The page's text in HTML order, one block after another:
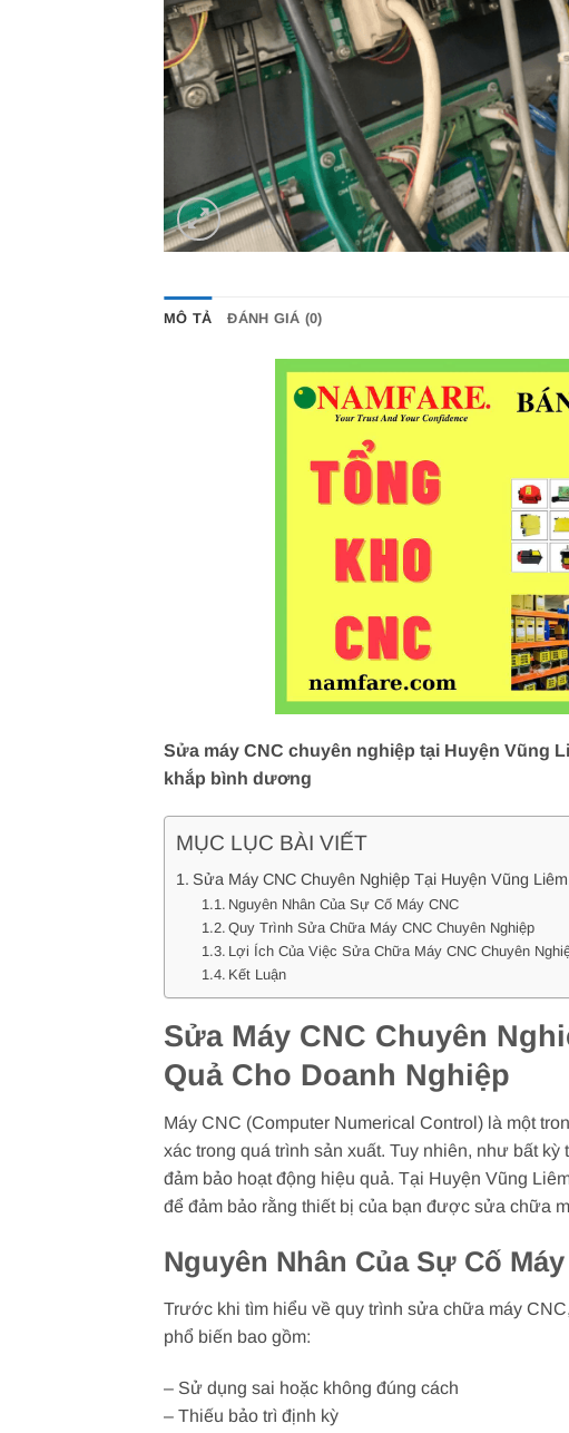
MÔ TẢ ĐÁNH GIÁ (0)
Sửa máy CNC chuyên nghiệp tại Huyện Vũng
khắp bình dương
MỤC LỤC BÀI VIẾT
Sửa Máy CNC Chuyên Nghiệp Tại Huyện Vũng
Nguyên Nhân Của Sự Cố Máy CNC
Quy Trình Sửa Chữa Máy CNC Chuyên Nghiệp
Lợi Ích Của Việc Sửa Chữa Máy CNC Chuyên
Kết Luận
Sửa Máy CNC Chuyên
Quả Cho Doanh Nghiệp
Máy CNC (Computer Numerical Control) là một
xác trong quá trình sản xuất. Tuy nhiên, như bất
đảm bảo hoạt động hiệu quả. Tại Huyện Vũng
để đảm bảo rằng thiết bị của bạn được sửa chữa
Nguyên Nhân Của Sự Cố Máy
Trước khi tìm hiểu về quy trình sửa chữa máy
phổ biến bao gồm:
– Sử dụng sai hoặc không đúng cách
– Thiếu bảo trì định kỳ